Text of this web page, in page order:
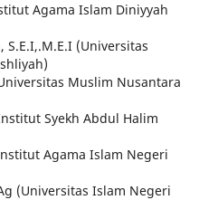
Agama Islam Diniyyah
S.E.I,.M.E.I (Universitas
Muslim Nusantara
Syekh Abdul Halim
Agama Islam Negeri
(Universitas Islam Negeri